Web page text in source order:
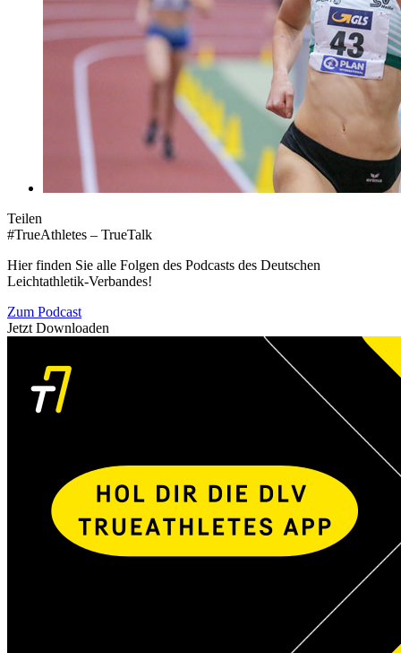
Teilen
#TrueAthletes – TrueTalk
Hier finden Sie alle Folgen des Podcasts des Deutschen
Leichtathletik-Verbandes!
Zum Podcast
Jetzt Downloaden